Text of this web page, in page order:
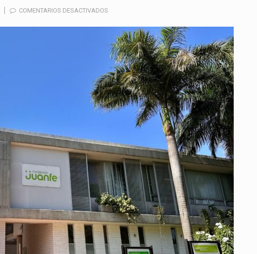
COMENTARIOS DESACTIVADOS
JUANFE
ADVIERTE
QUE
SER
NIÑA
EN
COLOMBIA
SIGUE
SIENDO
DE
RESISTENCIA